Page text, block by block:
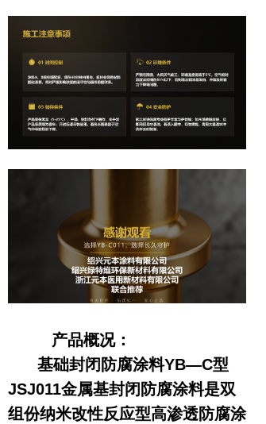
产品概况：
基础封闭防腐涂料YB—C型
JSJ011金属基封闭防腐涂料是双
组份纳米改性反应型高渗透防腐涂